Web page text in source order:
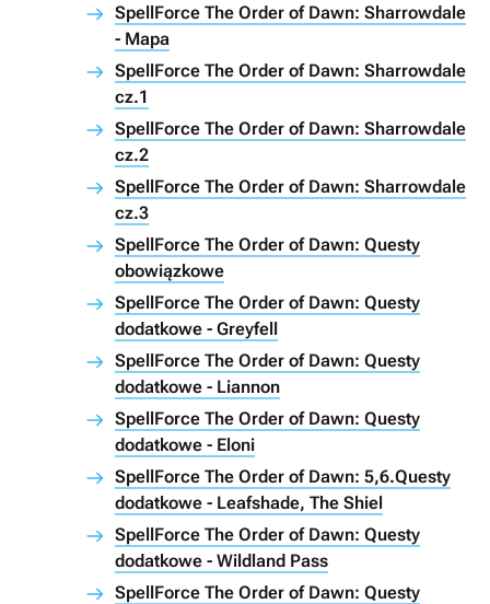
SpellForce The Order of Dawn: Sharrowdale
- Mapa
SpellForce The Order of Dawn: Sharrowdale
cz.1
SpellForce The Order of Dawn: Sharrowdale
cz.2
SpellForce The Order of Dawn: Sharrowdale
cz.3
SpellForce The Order of Dawn: Questy
obowiązkowe
SpellForce The Order of Dawn: Questy
dodatkowe - Greyfell
SpellForce The Order of Dawn: Questy
dodatkowe - Liannon
SpellForce The Order of Dawn: Questy
dodatkowe - Eloni
SpellForce The Order of Dawn: 5,6.Questy
dodatkowe - Leafshade, The Shiel
SpellForce The Order of Dawn: Questy
dodatkowe - Wildland Pass
SpellForce The Order of Dawn: Questy